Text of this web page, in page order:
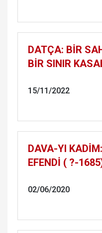
DATÇA: BİR
BİR SINIR
15/11/2022
DA­VA-YI
EFENDİ ( ?-
02/06/2020